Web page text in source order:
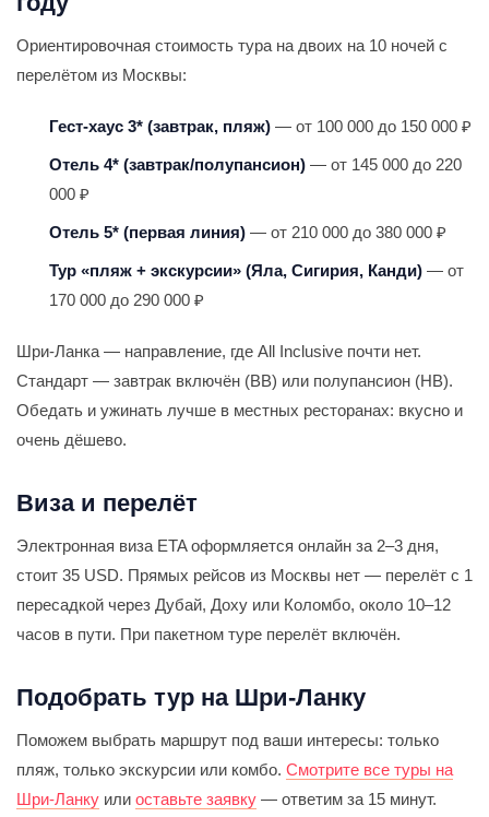
Ориентировочная стоимость тура на двоих на 10 ночей с
перелётом из Москвы:
Гест-хаус 3* (завтрак, пляж) — от 100 000 до 150 000 ₽
Отель 4* (завтрак/полупансион) — от 145 000 до 220
000 ₽
Отель 5* (первая линия) — от 210 000 до 380 000 ₽
Тур «пляж + экскурсии» (Яла, Сигирия, Канди) — от
170 000 до 290 000 ₽
Шри-Ланка — направление, где All Inclusive почти нет.
Стандарт — завтрак включён (BB) или полупансион (HB).
Обедать и ужинать лучше в местных ресторанах: вкусно и
очень дёшево.
Виза и перелёт
Электронная виза ETA оформляется онлайн за 2–3 дня,
стоит 35 USD. Прямых рейсов из Москвы нет — перелёт с 1
пересадкой через Дубай, Доху или Коломбо, около 10–12
часов в пути. При пакетном туре перелёт включён.
Подобрать тур на Шри-Ланку
Поможем выбрать маршрут под ваши интересы: только
пляж, только экскурсии или комбо. Смотрите все туры на
Шри-Ланку или оставьте заявку — ответим за 15 минут.